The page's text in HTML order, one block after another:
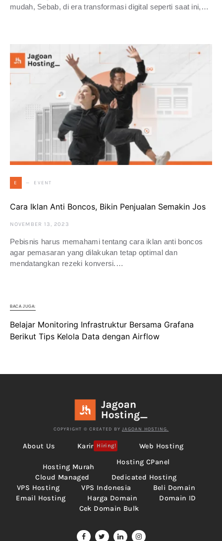
mudah, Sebab, di era transformasi digital seperti saat ini,…
E EVENT
Cara Iklan Anti Boncos, Bikin Penjualan Semakin Jos
NOVEMBER 13, 2023
Pebisnis harus memahami tentang cara iklan anti boncos
agar pemasaran yang dilakukan tetap optimal dan
mendatangkan rezeki konversi.…
BACA JUGA:
Belajar Monitoring Infrastruktur Bersama Grafana
Berikut Tips Kelola Data dengan Airflow
COPYRIGHT © CREATED BY JAGOAN HOSTING.
About Us Karir Hiring! Web Hosting
Hosting Murah
Hosting CPanel
Cloud Managed
Dedicated Hosting
VPS Hosting
VPS Indonesia
Beli Domain
Email Hosting
Harga Domain
Domain ID
Cek Domain Bulk